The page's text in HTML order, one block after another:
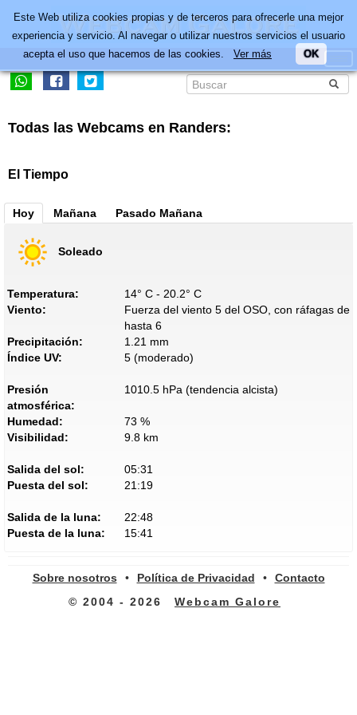
Todas las Webcams en Randers:
El Tiempo
Hoy Mañana Pasado Mañana
Soleado
Temperatura:
14° C - 20.2° C
Viento:
Fuerza del viento 5 del OSO, con ráfagas de
hasta 6
Precipitación:
1.21 mm
Índice UV:
5 (moderado)
Presión
atmosférica:
1010.5 hPa (tendencia alcista)
Humedad:
73 %
Visibilidad:
9.8 km
Salida del sol:
05:31
Puesta del sol:
21:19
Salida de la luna:
22:48
Puesta de la luna:
15:41
Sobre nosotros • Política de Privacidad •
Contacto
© 2004 - 2026
Webcam Galore
Este Web utiliza cookies propias y de terceros para ofrecerle una mejor
experiencia y servicio. Al navegar o utilizar nuestros servicios el usuario
acepta el uso que hacemos de las cookies. Ver más OK